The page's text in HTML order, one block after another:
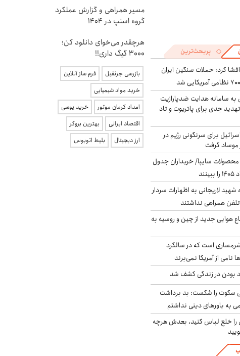
پربحث‌ترین
کرد: حملات سنگین ایران
به سامانه هدایت ضدپارازیت
جدی برای پاتریوت و تاد
برای سرنگونی رژیم در
موساد گرفت
سایپا/ خریداران جدول
لاریجانی به اظهارات سردار
همراهی نداشتند
هوایی جدید از چین و روسیه به
است که در سالگرد
نامی از آمریکا نمی‌برند
بودن در زندگی کشف شد
سکوت را شکست: بد برداشت
به باورهای دینی نداشتم
را خلع لباس کنید، بعدش هرچه
مسیر همراهی و گزارش عملکرد
گروه اسنپ در ۱۴۰۴
هرچقدر می‌خوای دانلود کن؛
3000 گیگ داری!!
بازرسی جرثقیل
فرم ساز آنلاین
خرید مواد شیمیایی
امداد کرمان موتور
خرید یوسی
اقتصاد ایرانی
بهترین بروکر
ارز دیجیتال
بلیط اتوبوس